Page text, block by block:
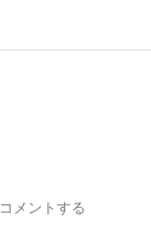
コメントする